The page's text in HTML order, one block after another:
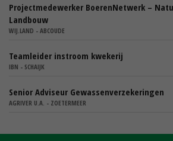
Projectmedewerker BoerenNetwerk –
Landbouw
WIJ.LAND - ABCOUDE
Teamleider instroom kwekerij
IBN - SCHAIJK
Senior Adviseur Gewassenverzekeringen
AGRIVER U.A. - ZOETERMEER